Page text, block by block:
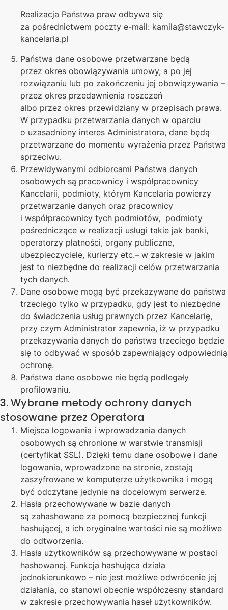
Realizacja Państwa praw odbywa się
za pośrednictwem poczty e-mail: kamila@stawczyk-
kancelaria.pl
Państwa dane osobowe przetwarzane będą
przez okres obowiązywania umowy, a po jej
rozwiązaniu lub po zakończeniu jej obowiązywania –
przez okres przedawnienia roszczeń
albo przez okres przewidziany w przepisach prawa.
W przypadku przetwarzania danych w oparciu
o uzasadniony interes Administratora, dane będą
przetwarzane do momentu wyrażenia przez Państwa
sprzeciwu.
Przewidywanymi odbiorcami Państwa danych
osobowych są pracownicy i współpracownicy
Kancelarii, podmioty, którym Kancelaria powierzy
przetwarzanie danych oraz pracownicy
i współpracownicy tych podmiotów, podmioty
pośredniczące w realizacji usługi takie jak banki,
operatorzy płatności, organy publiczne,
ubezpieczyciele, kurierzy etc.– w zakresie w jakim
jest to niezbędne do realizacji celów przetwarzania
tych danych.
Dane osobowe mogą być przekazywane do państwa
trzeciego tylko w przypadku, gdy jest to niezbędne
do świadczenia usług prawnych przez Kancelarię,
przy czym Administrator zapewnia, iż w przypadku
przekazywania danych do państwa trzeciego będzie
się to odbywać w sposób zapewniający odpowiednią
ochronę.
Państwa dane osobowe nie będą podlegały
profilowaniu.
3. Wybrane metody ochrony danych
stosowane przez Operatora
Miejsca logowania i wprowadzania danych
osobowych są chronione w warstwie transmisji
(certyfikat SSL). Dzięki temu dane osobowe i dane
logowania, wprowadzone na stronie, zostają
zaszyfrowane w komputerze użytkownika i mogą
być odczytane jedynie na docelowym serwerze.
Hasła przechowywane w bazie danych
są zahashowane za pomocą bezpiecznej funkcji
hashującej, a ich oryginalne wartości nie są możliwe
do odtworzenia.
Hasła użytkowników są przechowywane w postaci
hashowanej. Funkcja hashująca działa
jednokierunkowo – nie jest możliwe odwrócenie jej
działania, co stanowi obecnie współczesny standard
w zakresie przechowywania haseł użytkowników.